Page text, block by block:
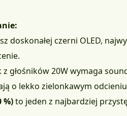
doskonałej czerni OLED,
z głośników 20W wymaga
o lekko zielonkawym
%)to jeden z najbardziej